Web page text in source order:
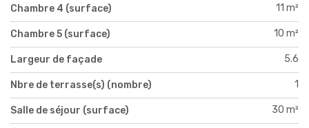
Chambre 4 (surface) 11 m²
Chambre 5 (surface) 10 m²
Largeur de façade 5.6
Nbre de terrasse(s) (nombre) 1
Salle de séjour (surface) 30 m²